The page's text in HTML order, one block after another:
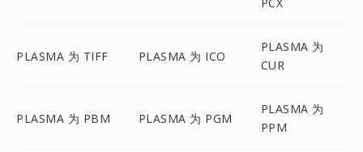
PLASMA 为 TIFF PLASMA 为 ICO
PLASMA 为
CUR
PLASMA 为 PBM PLASMA 为 PGM
PLASMA 为
PPM